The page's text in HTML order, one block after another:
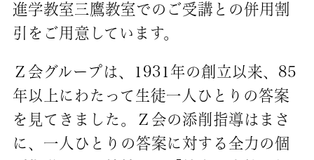
進学教室三鷹教室でのご受講との併用割
引をご用意しています。
Ｚ会グループは、1931年の創立以来、85
年以上にわたって生徒一人ひとりの答案
を見てきました。Ｚ会の添削指導はまさ
に、一人ひとりの答案に対する全力の個